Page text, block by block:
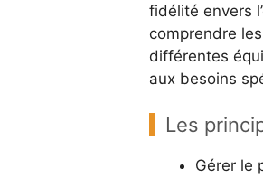
fidélité envers
comprendre
différentes
aux besoins
Les
Gérer le